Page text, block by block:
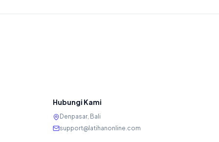
Hubungi Kami
Denpasar, Bali
support@latihanonline.com